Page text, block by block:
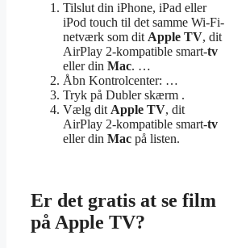
Tilslut din iPhone, iPad eller
iPod touch til det samme Wi-Fi-
netværk som dit Apple TV, dit
AirPlay 2-kompatible smart-tv
eller din Mac. …
Åbn Kontrolcenter: …
Tryk på Dubler skærm .
Vælg dit Apple TV, dit
AirPlay 2-kompatible smart-tv
eller din Mac på listen.
Er det gratis at se film
på Apple TV?